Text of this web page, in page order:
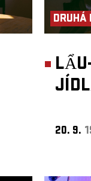
DRUHÁ
20. 9.